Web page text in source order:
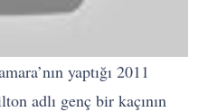
yaptığı 2011
adlı genç bir kaçının